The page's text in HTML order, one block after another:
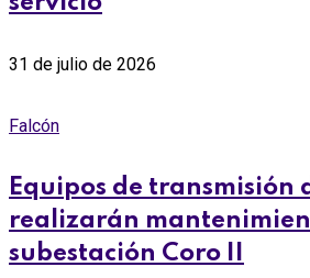
31 de julio de 2026
Falcón
Equipos de transmisión
realizarán
subestación Coro II